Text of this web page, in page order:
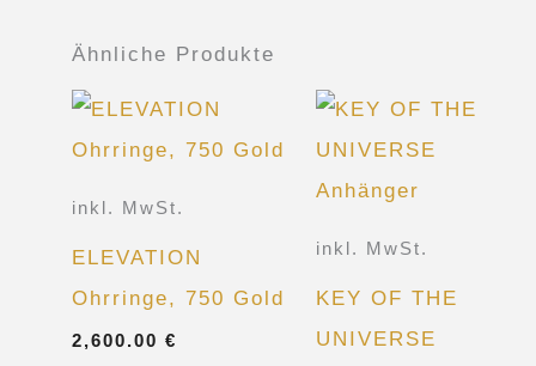
Ähnliche Produkte
inkl. MwSt.
ELEVATION
Ohrringe, 750 Gold
2,600.00 €
inkl. MwSt.
KEY OF THE
UNIVERSE